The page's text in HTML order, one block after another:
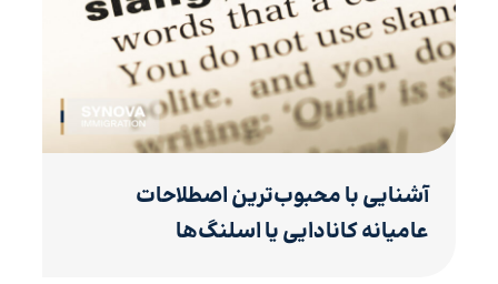
آشنایی با محبوب‌ترین اصطلاحات
عامیانه کانادایی یا اسلنگ‌ها